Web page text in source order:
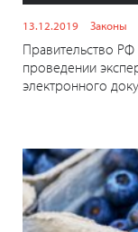
13.12.2019 Законы
Правительство
проведении
электронного